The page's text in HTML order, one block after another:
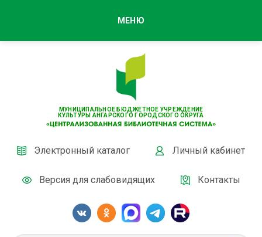
МУНИЦИПАЛЬНОЕ БЮДЖЕТНОЕ УЧРЕЖДЕНИЕ
КУЛЬТУРЫ АНГАРСКОГО ГОРОДСКОГО ОКРУГА
Электронный каталог Личный кабинет
Версия для слабовидящих Контакты
МЕНЮ